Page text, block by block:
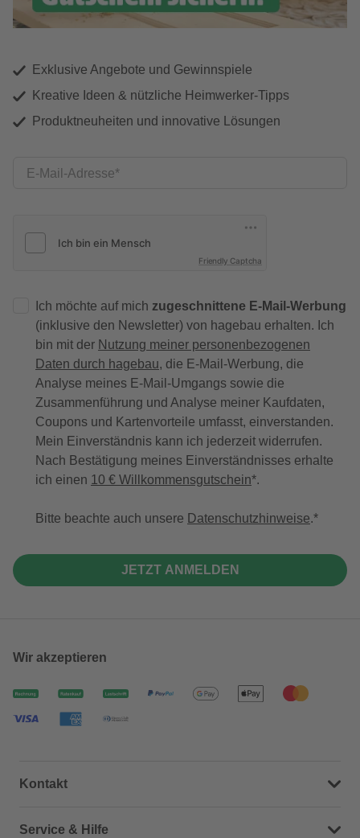
Exklusive Angebote und Gewinnspiele
Kreative Ideen & nützliche Heimwerker-Tipps
Produktneuheiten und innovative Lösungen
E-Mail-Adresse
Friendly Captcha
Ich möchte auf mich zugeschnittene E-Mail-Werbung
(inklusive den Newsletter) von hagebau erhalten. Ich
bin mit der Nutzung meiner personenbezogenen
Daten durch hagebau, die E-Mail-Werbung, die
Analyse meines E-Mail-Umgangs sowie die
Zusammenführung und Analyse meiner Kaufdaten,
Coupons und Kartenvorteile umfasst, einverstanden.
Mein Einverständnis kann ich jederzeit widerrufen.
Nach Bestätigung meines Einverständnisses erhalte
ich einen 10 € Willkommensgutschein*.
Bitte beachte auch unsere Datenschutzhinweise.
JETZT ANMELDEN
Wir akzeptieren
Kontakt
Dein Kontakt zu uns
Service & Hilfe